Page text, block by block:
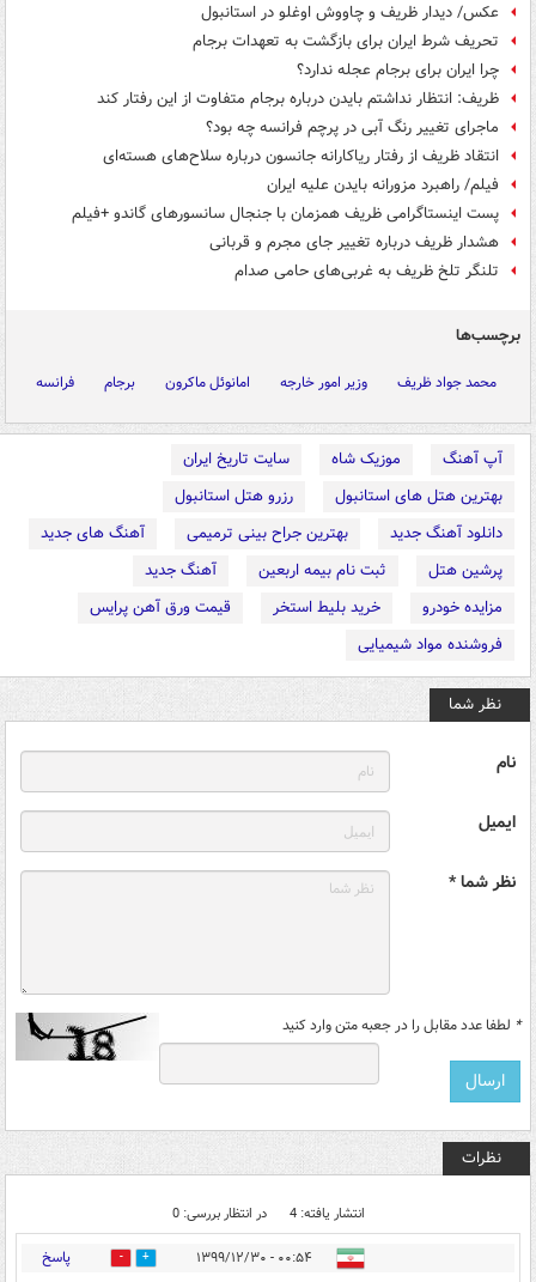
عکس/ دیدار ظریف و چاووش اوغلو در استانبول
تحریف شرط ایران برای بازگشت به تعهدات برجام
چرا ایران برای برجام عجله ندارد؟
ظریف: انتظار نداشتم بایدن درباره برجام متفاوت از این رفتار کند
ماجرای تغییر رنگ آبی در پرچم فرانسه چه بود؟
انتقاد ظریف از رفتار ریاکارانه جانسون درباره سلاح‌های هسته‌ای
فیلم/ راهبرد مزورانه بایدن علیه ایران
پست اینستاگرامی ظریف همزمان با جنجال سانسورهای گاندو +فیلم
هشدار ظریف درباره تغییر جای مجرم و قربانی
تلنگر تلخ ظریف به غربی‌های حامی صدام
برچسب‌ها
محمد جواد ظریف وزیر امور خارجه امانوئل ماکرون برجام فرانسه
آپ آهنگ موزیک شاه
سایت تاریخ ایران
بهترین هتل های استانبول
رزرو هتل استانبول
دانلود آهنگ جدید
بهترین جراح بینی ترمیمی
آهنگ های جدید
پرشین هتل
ثبت نام بیمه اربعین
آهنگ جدید
مزایده خودرو
خرید بلیط استخر
قیمت ورق آهن پرایس
فروشنده مواد شیمیایی
نظر شما
نام
ایمیل
نظر شما *
* لطفا عدد مقابل را در جعبه متن وارد کنید
نظرات
انتشار یافته: 4 در انتظار بررسی: 0
۰۰:۵۴ - ۱۳۹۹/۱۲/۳۰ 5 پاسخ